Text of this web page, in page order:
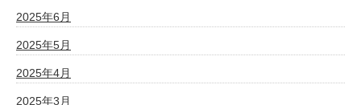
2025年6月
2025年5月
2025年4月
2025年3月